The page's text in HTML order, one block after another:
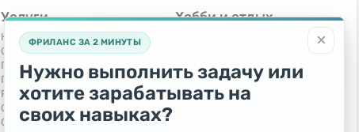
Услуги
Компьютеры, интернет
Обучение и репетиторство
Перевозки и транспорт
Праздники и мероприятия
Ремонт и установка техники
Сиделки, горничные
Строительство и ремонт
Хобби и отдых
Спорт и отдых
Другое
×
ФРИЛАНС ЗА 2 МИНУТЫ
Нужно выполнить задачу или
хотите зарабатывать на
своих навыках?